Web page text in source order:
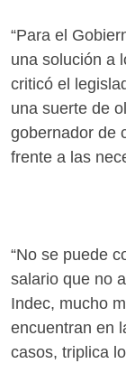
“Para el
una solución a
criticó el
una suerte de
gobernador de
frente a las
“No se puede
salario que no
Indec, mucho
encuentran en
casos, triplica